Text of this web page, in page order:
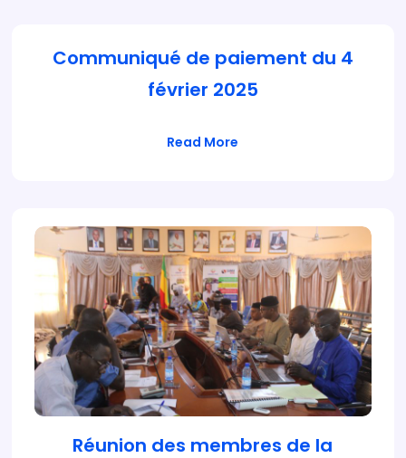
Communiqué de paiement du 4
février 2025
Read More
Réunion des membres de la